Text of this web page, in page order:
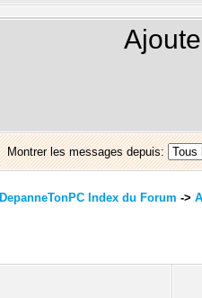
Montrer les messages depuis:
DepanneTonPC Index du Forum ->